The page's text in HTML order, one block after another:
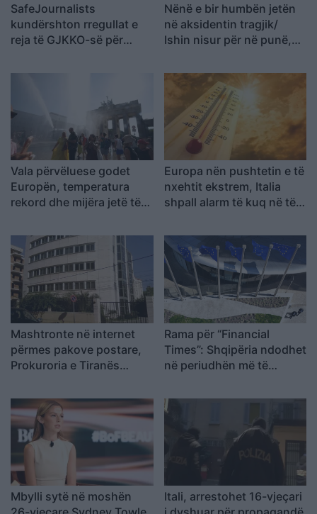
SafeJournalists
kundërshton rregullat e
reja të GJKKO-së për
kufizimet ndaj gazetarëve
Nënë e bir humbën jetën
në aksidentin tragjik/
Ishin nisur për në punë,
udhëtimin e fundit (FOTO)
Vala përvëluese godet
Europën, temperatura
rekord dhe mijëra jetë të
Europa nën pushtetin e të
nxehtit ekstrem, Italia
shpall alarm të kuq në të
Austria dhe Sllovakia,
temperatura rekord
Mashtronte në internet
përmes pakove postare,
Prokuroria e Tiranës
nigerianin
Rama për “Financial
Times”: Shqipëria ndodhet
në periudhën më të
Mbylli sytë në moshën
Itali, arrestohet 16-vjeçari